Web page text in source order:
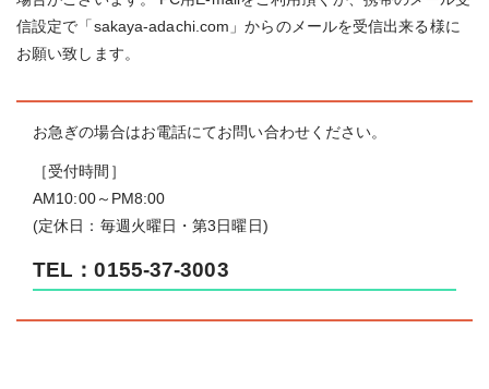
信設定で「sakaya-adachi.com」からのメールを受信出来る様に
お願い致します。
お急ぎの場合はお電話にてお問い合わせください。
［受付時間］
AM10:00～PM8:00
(定休日：毎週火曜日・第3日曜日)
TEL：0155-37-3003